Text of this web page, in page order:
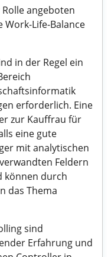
angeboten
Work-Life-Balance
in der Regel ein
erforderlich. Eine
zur Kauffrau für
eine gute
mit analytischen
Feldern
können durch
das Thema
sind
Erfahrung und